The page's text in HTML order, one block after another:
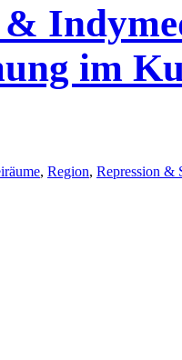
im
, Region, Repression &